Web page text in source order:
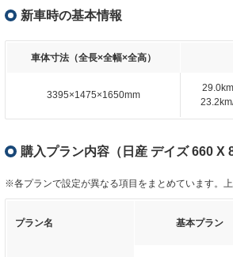
新車時の基本情報
車体寸法（全長×全幅×全高）
3395×1475×1650mm
購入プラン内容（日産 デイズ 660
※各プランで設定が異なる項目をまとめています。
プラン名 基本プラン